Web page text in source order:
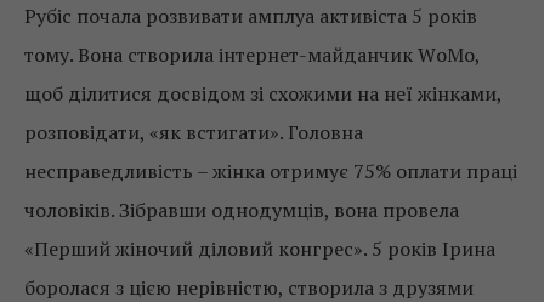
Рубіс почала розвивати амплуа активіста 5 років
тому. Вона створила інтернет-майданчик WоМо,
щоб ділитися досвідом зі схожими на неї жінками,
розповідати, «як встигати». Головна
несправедливість – жінка отримує 75% оплати праці
чоловіків. Зібравши однодумців, вона провела
«Перший жіночий діловий конгрес». 5 років Ірина
боролася з цією нерівністю, створила з друзями